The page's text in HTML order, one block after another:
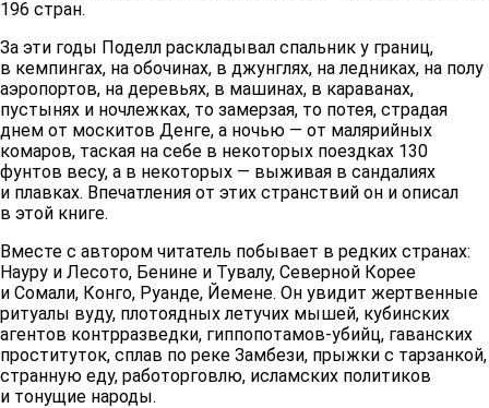
196 стран.
За эти годы Поделл раскладывал спальник у границ,
в кемпингах, на обочинах, в джунглях, на ледниках, на полу
аэропортов, на деревьях, в машинах, в караванах,
пустынях и ночлежках, то замерзая, то потея, страдая
днем от москитов Денге, а ночью — от малярийных
комаров, таская на себе в некоторых поездках 130
фунтов весу, а в некоторых — выживая в сандалиях
и плавках. Впечатления от этих странствий он и описал
в этой книге.
Вместе с автором читатель побывает в редких странах:
Науру и Лесото, Бенине и Тувалу, Северной Корее
и Сомали, Конго, Руанде, Йемене. Он увидит жертвенные
ритуалы вуду, плотоядных летучих мышей, кубинских
агентов контрразведки, гиппопотамов-убийц, гаванских
проституток, сплав по реке Замбези, прыжки с тарзанкой,
странную еду, работорговлю, исламских политиков
и тонущие народы.